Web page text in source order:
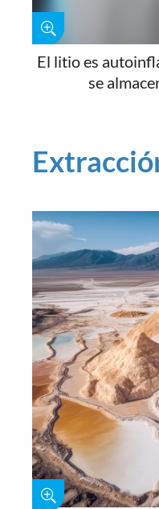
El litio es
se